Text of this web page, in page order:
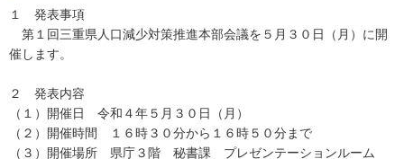
１ 発表事項
第１回三重県人口減少対策推進本部会議を５月３０日（月）に開
催します。
２ 発表内容
（１）開催日 令和４年５月３０日（月）
（２）開催時間 １６時３０分から１６時５０分まで
（３）開催場所 県庁３階 秘書課 プレゼンテーションルーム